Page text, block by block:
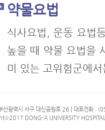
약물요법
식사요법, 운동 요법
높을 때 약물 요법을
미 있는 고위험군에
광역시 서구 대신공원로 26 | 대표전화 :
DONG-A UNIVERSITY